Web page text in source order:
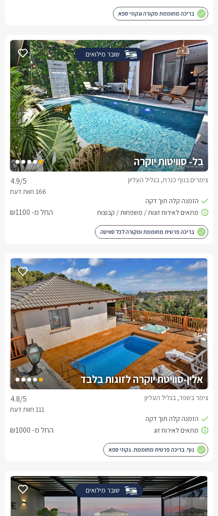
בריכה מחוממת מקורה וגקוזי ספא
שובר מילואים
בל- סוויטות יוקרה
4.9/5 צימרים בנוף כנרת, בגליל העליון
החל מ- ₪1100
בריכה פרטית מחוממת ומקורה לכל סוויטה
אלין-סוויטת יוקרה לזוגות בלבד
4.8/5 צימר בשפר, בגליל העליון
החל מ- ₪1000
נוף. בריכה פרטית מחוממת. גקוזי ספא
שובר מילואים